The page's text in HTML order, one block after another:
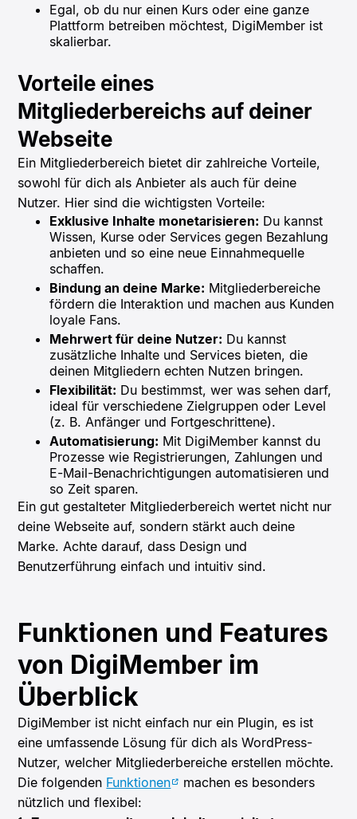
Egal, ob du nur einen Kurs oder eine ganze
Plattform betreiben möchtest, DigiMember ist
skalierbar.
Vorteile eines
Mitgliederbereichs auf deiner
Webseite
Ein Mitgliederbereich bietet dir zahlreiche Vorteile,
sowohl für dich als Anbieter als auch für deine
Nutzer. Hier sind die wichtigsten Vorteile:
Exklusive Inhalte monetarisieren: Du kannst
Wissen, Kurse oder Services gegen Bezahlung
anbieten und so eine neue Einnahmequelle
schaffen.
Bindung an deine Marke: Mitgliederbereiche
fördern die Interaktion und machen aus Kunden
loyale Fans.
Mehrwert für deine Nutzer: Du kannst
zusätzliche Inhalte und Services bieten, die
deinen Mitgliedern echten Nutzen bringen.
Flexibilität: Du bestimmst, wer was sehen darf,
ideal für verschiedene Zielgruppen oder Level
(z. B. Anfänger und Fortgeschrittene).
Automatisierung: Mit DigiMember kannst du
Prozesse wie Registrierungen, Zahlungen und
E-Mail-Benachrichtigungen automatisieren und
so Zeit sparen.
Ein gut gestalteter Mitgliederbereich wertet nicht nur
deine Webseite auf, sondern stärkt auch deine
Marke. Achte darauf, dass Design und
Benutzerführung einfach und intuitiv sind.
Funktionen und Features
von DigiMember im
Überblick
DigiMember ist nicht einfach nur ein Plugin, es ist
eine umfassende Lösung für dich als WordPress-
Nutzer, welcher Mitgliederbereiche erstellen möchte.
Die folgenden Funktionen
machen es besonders
nützlich und flexibel: